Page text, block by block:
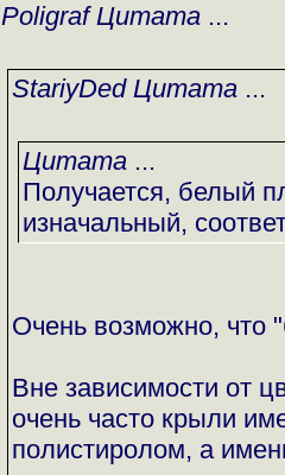
Poligraf Цитата ...
StariyDed Цитата ...
Цитата ...
Получается, белый
изначальный,
Очень возможно, что
Вне зависимости от
очень часто крыли
полистиролом, а